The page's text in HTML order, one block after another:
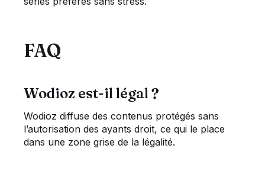
FAQ
Wodioz est-il légal ?
Wodioz diffuse des contenus protégés sans
l’autorisation des ayants droit, ce qui le place
dans une zone grise de la légalité.